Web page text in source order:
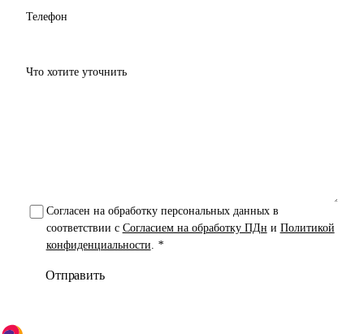
Телефон
Что хотите уточнить
Согласен на обработку персональных данных в
соответствии с Согласием на обработку ПДн и Политикой
конфиденциальности. *
Отправить